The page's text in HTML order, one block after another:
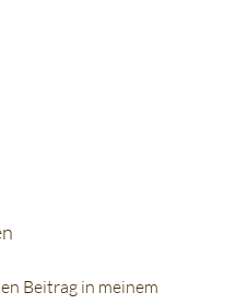
Beitrag in meinem